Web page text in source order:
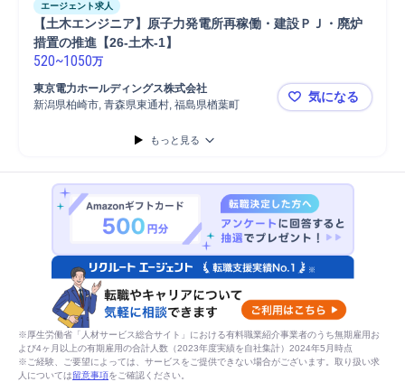
エージェント求人
【土木エンジニア】原子力発電所再稼働・建設ＰＪ・廃炉
措置の推進【26-土木-1】
520~1050万
東京電力ホールディングス株式会社
新潟県柏崎市, 青森県東通村, 福島県楢葉町
【土木エン
気になる
もっと見る
※厚生労働省「人材サービス総合サイト」における有料職業紹介事業者のうち無期雇用お
よび4ヶ月以上の有期雇用の合計人数（2023年度実績を自社集計）2024年5月時点
※ご経験、ご要望によっては、サービスをご提供できない場合がございます。取り扱い求
人については留意事項をご確認ください。